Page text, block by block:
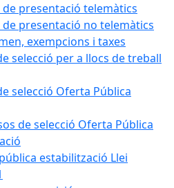
presentació telemàtics
presentació no telemàtics
exempcions i taxes
selecció per a llocs de treball
selecció Oferta Pública
de selecció Oferta Pública
estabilització Llei